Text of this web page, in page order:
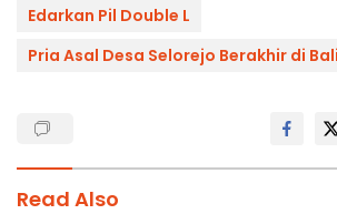
Edarkan Pil Double L
Pria Asal Desa Selorejo Berakhir di
Read Also